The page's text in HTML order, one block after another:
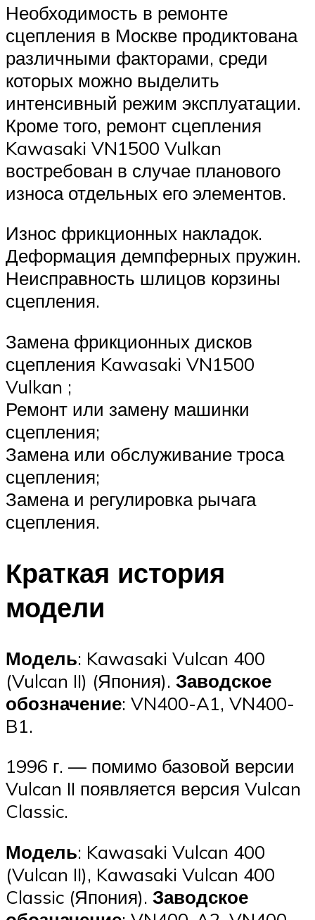
Необходимость в ремонте
сцепления в Москве продиктована
различными факторами, среди
которых можно выделить
интенсивный режим эксплуатации.
Кроме того, ремонт сцепления
Kawasaki VN1500 Vulkan
востребован в случае планового
износа отдельных его элементов.
Износ фрикционных накладок.
Деформация демпферных пружин.
Неисправность шлицов корзины
сцепления.
Замена фрикционных дисков
сцепления Kawasaki VN1500
Vulkan ;
Ремонт или замену машинки
сцепления;
Замена или обслуживание троса
сцепления;
Замена и регулировка рычага
сцепления.
Краткая история
модели
Модель: Kawasaki Vulcan 400
(Vulcan II) (Япония). Заводское
обозначение: VN400-A1, VN400-
B1.
1996 г. — помимо базовой версии
Vulcan II появляется версия Vulcan
Classic.
Модель: Kawasaki Vulcan 400
(Vulcan II), Kawasaki Vulcan 400
Classic (Япония). Заводское